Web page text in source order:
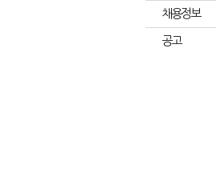
채용정보
공고